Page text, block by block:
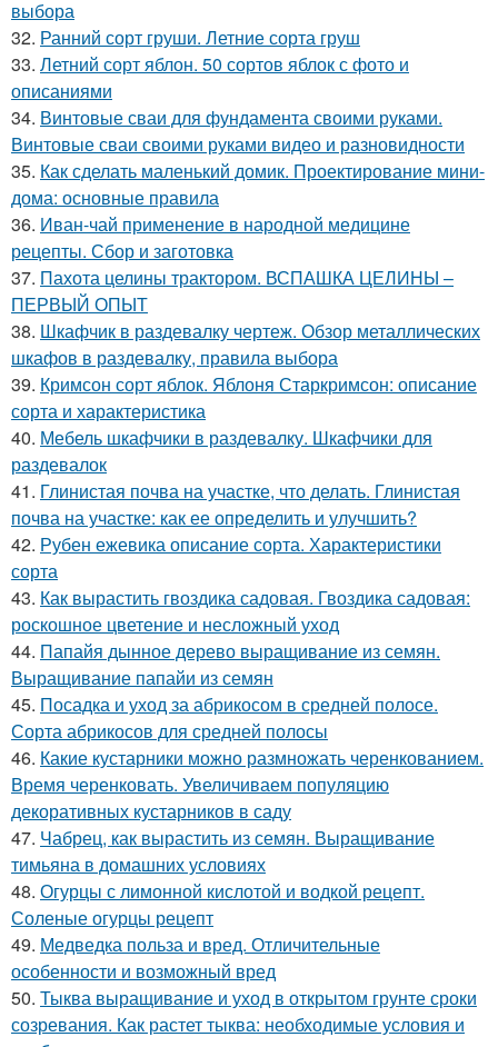
выбора
32. Ранний сорт груши. Летние сорта груш
33. Летний сорт яблон. 50 сортов яблок с фото и
описаниями
34. Винтовые сваи для фундамента своими руками.
Винтовые сваи своими руками видео и разновидности
35. Как сделать маленький домик. Проектирование мини-
дома: основные правила
36. Иван-чай применение в народной медицине
рецепты. Сбор и заготовка
37. Пахота целины трактором. ВСПАШКА ЦЕЛИНЫ –
ПЕРВЫЙ ОПЫТ
38. Шкафчик в раздевалку чертеж. Обзор металлических
шкафов в раздевалку, правила выбора
39. Кримсон сорт яблок. Яблоня Старкримсон: описание
сорта и характеристика
40. Мебель шкафчики в раздевалку. Шкафчики для
раздевалок
41. Глинистая почва на участке, что делать. Глинистая
почва на участке: как ее определить и улучшить?
42. Рубен ежевика описание сорта. Характеристики
сорта
43. Как вырастить гвоздика садовая. Гвоздика садовая:
роскошное цветение и несложный уход
44. Папайя дынное дерево выращивание из семян.
Выращивание папайи из семян
45. Посадка и уход за абрикосом в средней полосе.
Сорта абрикосов для средней полосы
46. Какие кустарники можно размножать черенкованием.
Время черенковать. Увеличиваем популяцию
декоративных кустарников в саду
47. Чабрец, как вырастить из семян. Выращивание
тимьяна в домашних условиях
48. Огурцы с лимонной кислотой и водкой рецепт.
Соленые огурцы рецепт
49. Медведка польза и вред. Отличительные
особенности и возможный вред
50. Тыква выращивание и уход в открытом грунте сроки
созревания. Как растет тыква: необходимые условия и